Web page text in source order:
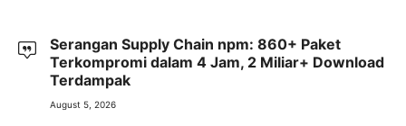
Serangan Supply Chain npm: 860+ Paket
Terkompromi dalam 4 Jam, 2 Miliar+ Download
Terdampak
August 5, 2026